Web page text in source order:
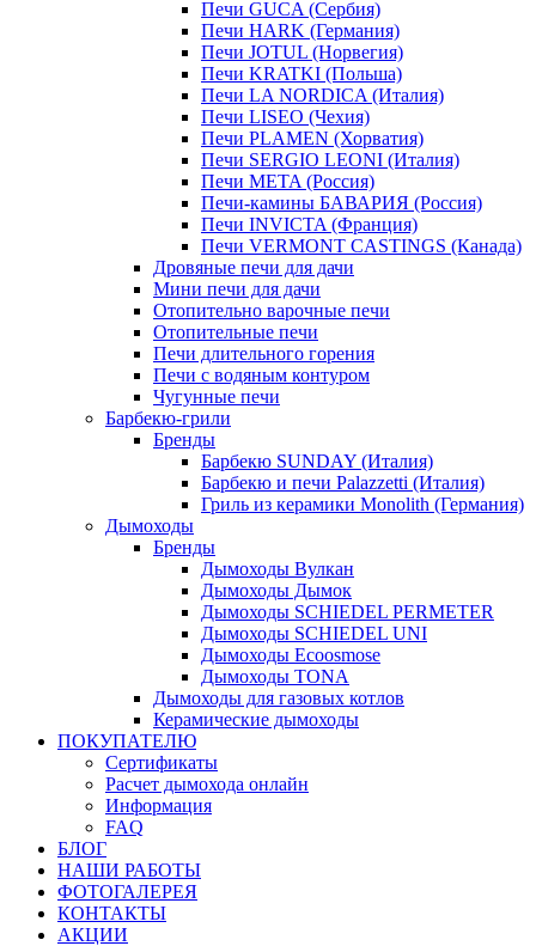
Печи GUCA (Сербия)
Печи HARK (Германия)
Печи JOTUL (Норвегия)
Печи KRATKI (Польша)
Печи LA NORDICA (Италия)
Печи LISEO (Чехия)
Печи PLAMEN (Хорватия)
Печи SERGIO LEONI (Италия)
Печи META (Россия)
Печи-камины БАВАРИЯ (Россия)
Печи INVICTA (Франция)
Печи VERMONT CASTINGS (Канада)
Дровяные печи для дачи
Мини печи для дачи
Отопительно варочные печи
Отопительные печи
Печи длительного горения
Печи с водяным контуром
Чугунные печи
Барбекю-грили
Бренды
Барбекю SUNDAY (Италия)
Барбекю и печи Palazzetti (Италия)
Гриль из керамики Monolith (Германия)
Дымоходы
Бренды
Дымоходы Вулкан
Дымоходы Дымок
Дымоходы SCHIEDEL PERMETER
Дымоходы SCHIEDEL UNI
Дымоходы Ecoosmose
Дымоходы TONA
Дымоходы для газовых котлов
Керамические дымоходы
ПОКУПАТЕЛЮ
Сертификаты
Расчет дымохода онлайн
Информация
FAQ
БЛОГ
НАШИ РАБОТЫ
ФОТОГАЛЕРЕЯ
КОНТАКТЫ
АКЦИИ